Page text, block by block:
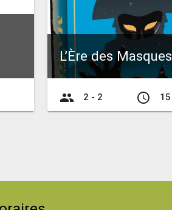
L’Ère des Masques
group 2 - 2 access_time 15